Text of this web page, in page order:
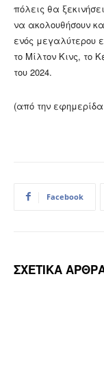
πόλεις θα
να ακολουθήσουν
ενός μεγαλύτερου
το Μίλτον Κινς, το
του 2024.
(από την
Facebook
ΣΧΕΤΙΚΑ